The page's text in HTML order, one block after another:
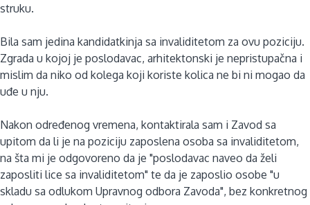
struku.
Bila sam jedina kandidatkinja sa invaliditetom za ovu poziciju.
Zgrada u kojoj je poslodavac, arhitektonski je nepristupačna i
mislim da niko od kolega koji koriste kolica ne bi ni mogao da
uđe u nju.
Nakon određenog vremena, kontaktirala sam i Zavod sa
upitom da li je na poziciju zaposlena osoba sa invaliditetom,
na šta mi je odgovoreno da je "poslodavac naveo da želi
zaposliti lice sa invaliditetom" te da je zaposlio osobe "u
skladu sa odlukom Upravnog odbora Zavoda", bez konkretnog